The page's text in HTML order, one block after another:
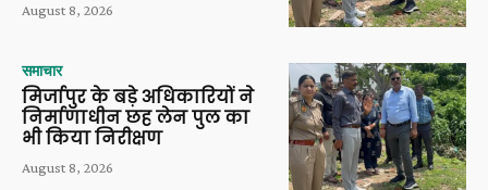
August 8, 2026
समाचार
मिर्जापुर के बड़े अधिकारियों ने
निर्माणाधीन छह लेन पुल का
भी किया निरीक्षण
August 8, 2026